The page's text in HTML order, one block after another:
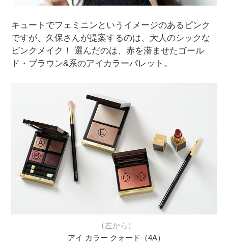
キュートでフェミニンというイメージのあるピンク
ですが、久保さんが提案するのは、大人のシックな
ピンクメイク！ 選んだのは、赤を潜ませたゴール
ド・ブラウン&系のアイカラーパレット。
（左から）
アイ カラー クォード（4A）